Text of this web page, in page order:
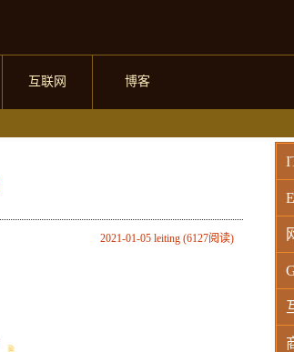
互联网 博客
2021-01-05 leiting (6127阅读)